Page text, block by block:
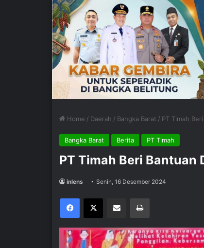
Home / Daerah / Bangka Barat / PT Timah
Bangka Barat Berita PT Timah
PT Timah Beri Bantuan
inlens Senin, 16 Desember 2024
Facebook
X Share via Email Print